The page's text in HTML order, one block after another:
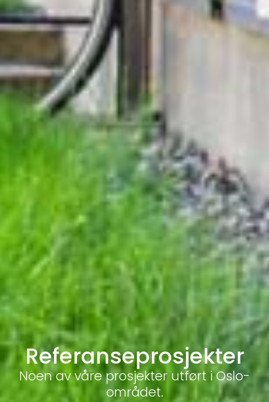
Referanseprosjekter
Noen av våre prosjekter utført i Oslo-
området.